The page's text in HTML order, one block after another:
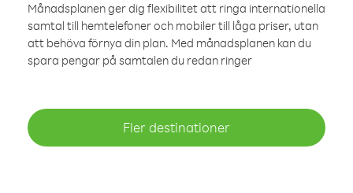
Månadsplanen ger dig flexibilitet att ringa internationella
samtal till hemtelefoner och mobiler till låga priser, utan
att behöva förnya din plan. Med månadsplanen kan du
spara pengar på samtalen du redan ringer
Fler destinationer